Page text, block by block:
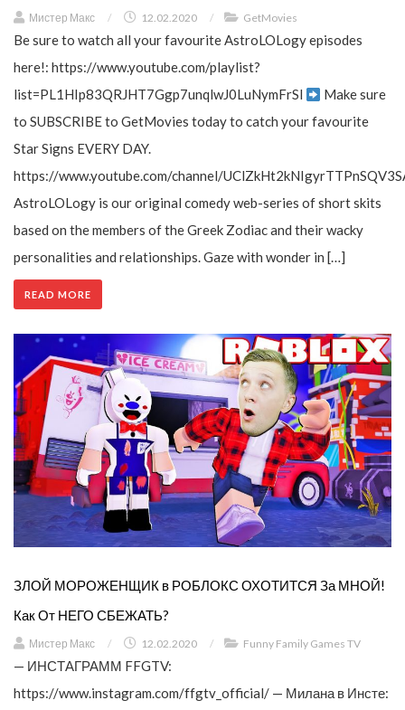
Мистер Макс / 12.02.2020 / GetMovies
Be sure to watch all your favourite AstroLOLogy episodes
here!: https://www.youtube.com/playlist?
list=PL1HIp83QRJHT7Ggp7unqlwJ0LuNymFrSl
Make sure
to SUBSCRIBE to GetMovies today to catch your favourite
Star Signs EVERY DAY.
https://www.youtube.com/channel/
AstroLOLogy is our original comedy web-series of short skits
based on the members of the Greek Zodiac and their wacky
personalities and relationships. Gaze with wonder in […]
READ MORE
ЗЛОЙ МОРОЖЕНЩИК в РОБЛОКС ОХОТИТСЯ За МНОЙ!
Как От НЕГО СБЕЖАТЬ?
Мистер Макс / 12.02.2020 / Funny Family Games TV
— ИНСТАГРАММ FFGTV:
https://www.instagram.com/ffgtv_official/ — Милана в Инсте: